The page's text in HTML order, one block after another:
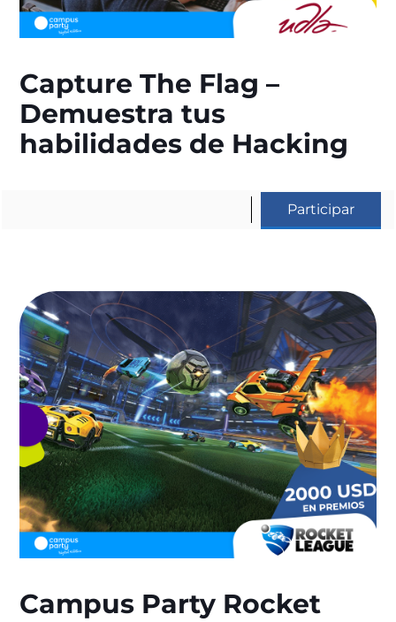
Capture The Flag –
Demuestra tus
habilidades de Hacking
Participar
Campus Party Rocket